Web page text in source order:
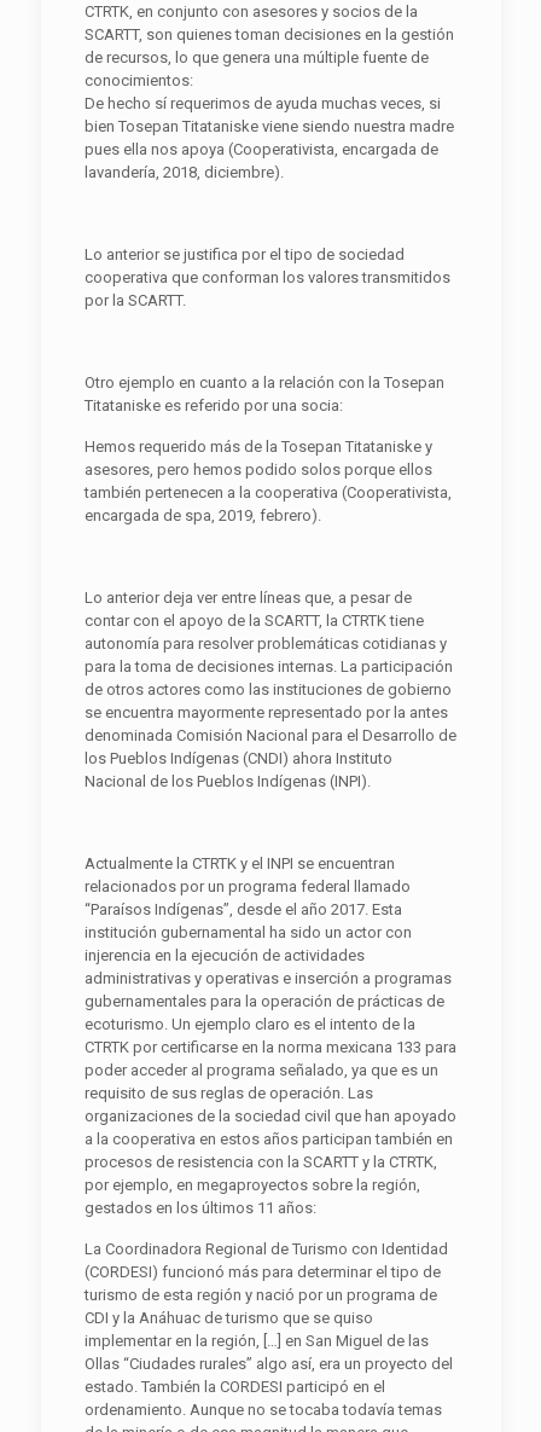
CTRTK, en conjunto con asesores y socios de la
SCARTT, son quienes toman decisiones en la gestión
de recursos, lo que genera una múltiple fuente de
conocimientos:
De hecho sí requerimos de ayuda muchas veces, si
bien Tosepan Titataniske viene siendo nuestra madre
pues ella nos apoya (Cooperativista, encargada de
lavandería, 2018, diciembre).
Lo anterior se justifica por el tipo de sociedad
cooperativa que conforman los valores transmitidos
por la SCARTT.
Otro ejemplo en cuanto a la relación con la Tosepan
Titataniske es referido por una socia:
Hemos requerido más de la Tosepan Titataniske y
asesores, pero hemos podido solos porque ellos
también pertenecen a la cooperativa (Cooperativista,
encargada de spa, 2019, febrero).
Lo anterior deja ver entre líneas que, a pesar de
contar con el apoyo de la SCARTT, la CTRTK tiene
autonomía para resolver problemáticas cotidianas y
para la toma de decisiones internas. La participación
de otros actores como las instituciones de gobierno
se encuentra mayormente representado por la antes
denominada Comisión Nacional para el Desarrollo de
los Pueblos Indígenas (CNDI) ahora Instituto
Nacional de los Pueblos Indígenas (INPI).
Actualmente la CTRTK y el INPI se encuentran
relacionados por un programa federal llamado
“Paraísos Indígenas”, desde el año 2017. Esta
institución gubernamental ha sido un actor con
injerencia en la ejecución de actividades
administrativas y operativas e inserción a programas
gubernamentales para la operación de prácticas de
ecoturismo. Un ejemplo claro es el intento de la
CTRTK por certificarse en la norma mexicana 133 para
poder acceder al programa señalado, ya que es un
requisito de sus reglas de operación. Las
organizaciones de la sociedad civil que han apoyado
a la cooperativa en estos años participan también en
procesos de resistencia con la SCARTT y la CTRTK,
por ejemplo, en megaproyectos sobre la región,
gestados en los últimos 11 años:
La Coordinadora Regional de Turismo con Identidad
(CORDESI) funcionó más para determinar el tipo de
turismo de esta región y nació por un programa de
CDI y la Anáhuac de turismo que se quiso
implementar en la región, […] en San Miguel de las
Ollas “Ciudades rurales” algo así, era un proyecto del
estado. También la CORDESI participó en el
ordenamiento. Aunque no se tocaba todavía temas